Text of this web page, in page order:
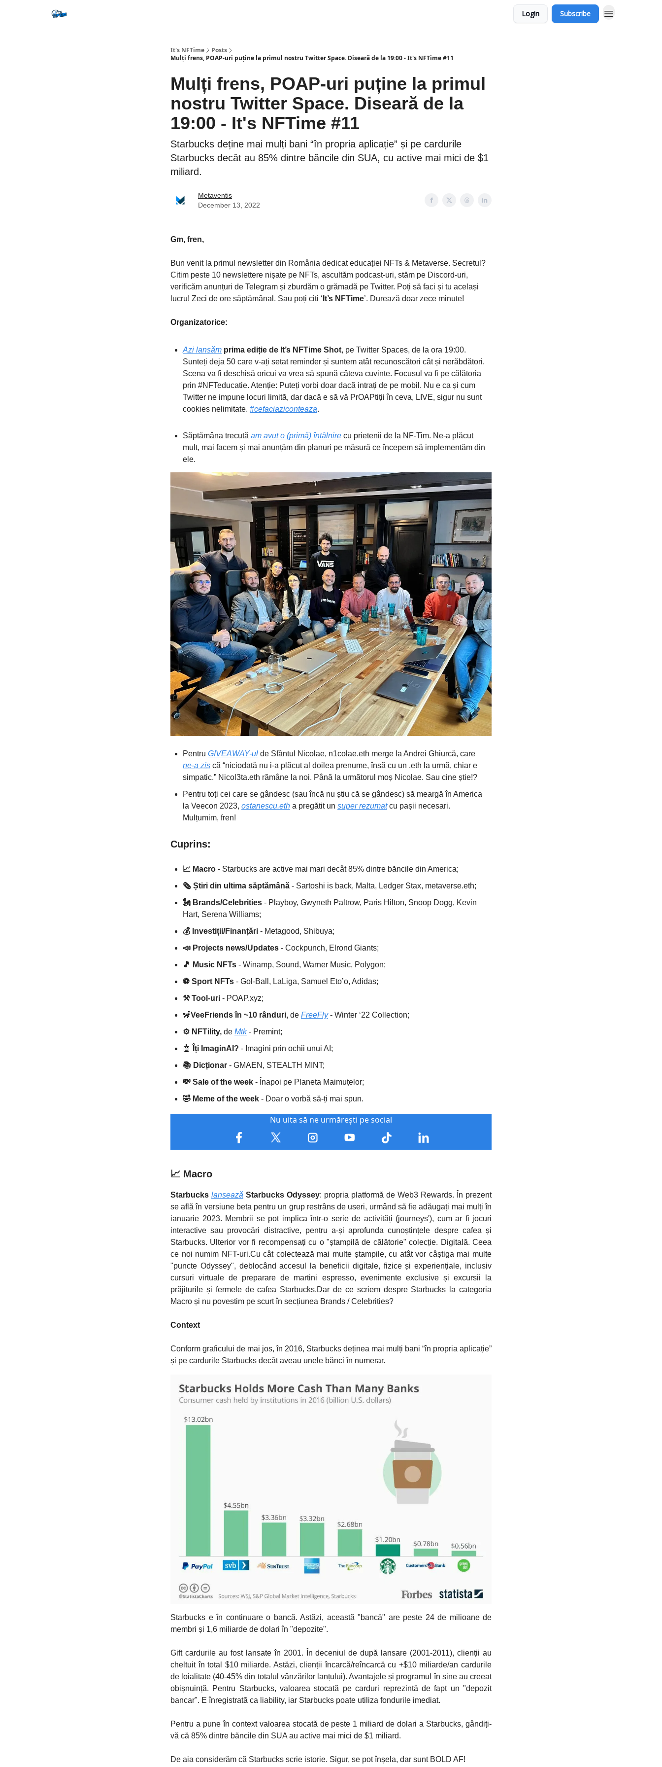
Login Subscribe
It's NFTime
Posts
Mulți frens, POAP-uri puține la primul nostru Twitter Space. Diseară de la 19:00 - It's NFTime #11
Mulți frens, POAP-uri puține la primul
nostru Twitter Space. Diseară de la
19:00 - It's NFTime #11
Starbucks deține mai mulți bani “în propria aplicație” și pe cardurile
Starbucks decât au 85% dintre băncile din SUA, cu active mai mici de $1
miliard.
Metaventis
December 13, 2022
Gm, fren,
Bun venit la primul newsletter din România dedicat educației NFTs & Metaverse. Secretul?
Citim peste 10 newslettere nișate pe NFTs, ascultăm podcast-uri, stăm pe Discord-uri,
verificăm anunțuri de Telegram și zburdăm o grămadă pe Twitter. Poți să faci și tu același
lucru! Zeci de ore săptămânal. Sau poți citi ‘ It’s NFTime’. Durează doar zece minute!
Organizatorice:
Azi lansăm prima ediție de It’s NFTime Shot, pe Twitter Spaces, de la ora 19:00.
Sunteți deja 50 care v-ați setat reminder și suntem atât recunoscători cât și nerăbdători.
Scena va fi deschisă oricui va vrea să spună câteva cuvinte. Focusul va fi pe călătoria
prin #NFTeducatie. Atenție: Puteți vorbi doar dacă intrați de pe mobil. Nu e ca și cum
Twitter ne impune locuri limită, dar dacă e să vă PrOAPtiții în ceva, LIVE, sigur nu sunt
cookies nelimitate. #cefaciaziconteaza.
Săptămâna trecută am avut o (primă) întâlnire cu prietenii de la NF-Tim. Ne-a plăcut
mult, mai facem și mai anunțăm din planuri pe măsură ce începem să implementăm din
ele.
Pentru GIVEAWAY-ul de Sfântul Nicolae, n1colae.eth merge la Andrei Ghiurcă, care
ne-a zis că “niciodată nu i-a plăcut al doilea prenume, însă cu un .eth la urmă, chiar e
simpatic.” Nicol3ta.eth rămâne la noi. Până la următorul moș Nicolae. Sau cine știe!?
Pentru toți cei care se gândesc (sau încă nu știu că se gândesc) să meargă în America
la Veecon 2023, ostanescu.eth a pregătit un super rezumatcu pașii necesari.
Mulțumim, fren!
Cuprins:
📈 Macro - Starbucks are active mai mari decât 85% dintre băncile din America;
🗞️ Știri din ultima săptămână - Sartoshi is back, Malta, Ledger Stax, metaverse.eth;
🗽 Brands/Celebrities - Playboy, Gwyneth Paltrow, Paris Hilton, Snoop Dogg, Kevin
Hart, Serena Williams;
💰 Investiții/Finanțări - Metagood, Shibuya;
📣 Projects news/Updates - Cockpunch, Elrond Giants;
🎵 Music NFTs - Winamp, Sound, Warner Music, Polygon;
⚽ Sport NFTs - Gol-Ball, LaLiga, Samuel Eto’o, Adidas;
⚒️ Tool-uri - POAP.xyz;
🦨VeeFriends în ~10 rânduri, de FreeFly- Winter ‘22 Collection;
⚙️ NFTility, de Mtk - Premint;
🤖
Îți ImaginAI? - Imagini prin ochii unui AI;
📚 Dicționar - GMAEN, STEALTH MINT;
💸 Sale of the week - Înapoi pe Planeta Maimuțelor;
🤣 Meme of the week - Doar o vorbă să-ți mai spun.
Nu uita să ne urmărești pe social
📈 Macro
Starbucks lansează Starbucks Odyssey: propria platformă de Web3 Rewards. În prezent
se află în versiune beta pentru un grup restrâns de useri, urmând să fie adăugați mai mulți în
ianuarie 2023. Membrii se pot implica într-o serie de activități (journeys'), cum ar fi jocuri
interactive sau provocări distractive, pentru a-și aprofunda cunoștințele despre cafea și
Starbucks. Ulterior vor fi recompensați cu o "ștampilă de călătorie" colecție. Digitală. Ceea
ce noi numim NFT-uri.Cu cât colectează mai multe ștampile, cu atât vor câștiga mai multe
"puncte Odyssey", deblocând accesul la beneficii digitale, fizice și experiențiale, inclusiv
cursuri virtuale de preparare de martini espresso, evenimente exclusive și excursii la
prăjiturile și fermele de cafea Starbucks.Dar de ce scriem despre Starbucks la categoria
Macro și nu povestim pe scurt în secțiunea Brands / Celebrities?
Context
Conform graficului de mai jos, în 2016, Starbucks deținea mai mulți bani “în propria aplicație”
și pe cardurile Starbucks decât aveau unele bănci în numerar.
Starbucks e în continuare o bancă. Astăzi, această "bancă" are peste 24 de milioane de
membri și 1,6 miliarde de dolari în "depozite".
Gift cardurile au fost lansate în 2001. În deceniul de după lansare (2001-2011), clienții au
cheltuit în total $10 miliarde. Astăzi, clienții încarcă/reîncarcă cu +$10 miliarde/an cardurile
de loialitate (40-45% din totalul vânzărilor lanțului). Avantajele și programul în sine au creeat
obișnuință. Pentru Starbucks, valoarea stocată pe carduri reprezintă de fapt un "depozit
bancar". E înregistrată ca liability, iar Starbucks poate utiliza fondurile imediat.
Pentru a pune în context valoarea stocată de peste 1 miliard de dolari a Starbucks, gândiți-
vă că 85% dintre băncile din SUA au active mai mici de $1 miliard.
De aia considerăm că Starbucks scrie istorie. Sigur, se pot înșela, dar sunt BOLD AF!